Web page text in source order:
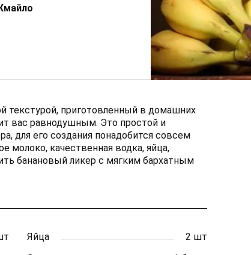
текстурой, приготовленный в домашних
вас равнодушным. Это простой и
для его создания понадобится совсем
молоко, качественная водка, яйца,
банановый ликер с мягким бархатным
Яйца
2 шт